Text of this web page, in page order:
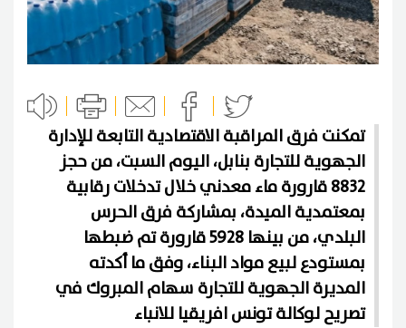
تمكنت فرق المراقبة الاقتصادية التابعة للإدارة
الجهوية للتجارة بنابل، اليوم السبت، من حجز
8832 قارورة ماء معدني خلال تدخلات رقابية
بمعتمدية الميدة، بمشاركة فرق الحرس
البلدي، من بينها 5928 قارورة تم ضبطها
بمستودع لبيع مواد البناء، وفق ما أكدته
المديرة الجهوية للتجارة سهام المبروك في
تصريح لوكالة تونس افريقيا للانباء